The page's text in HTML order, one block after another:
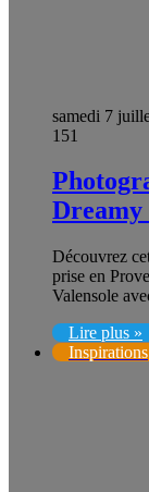
samedi 7
151
Dreamy
Découvrez
prise en
Valensole
Lire plus »
Inspirations